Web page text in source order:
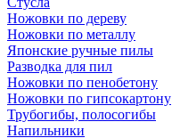
Ножовки по дереву
Ножовки по металлу
Японские ручные пилы
Разводка для пил
Ножовки по пенобетону
Ножовки по гипсокартону
Трубогибы, полосогибы
Напильники